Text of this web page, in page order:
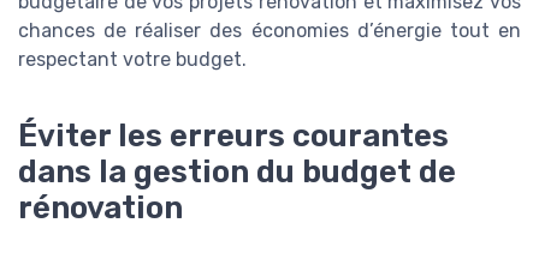
chances de réaliser des économies d’énergie tout en
respectant votre budget.
Éviter les erreurs courantes
dans la gestion du budget de
rénovation